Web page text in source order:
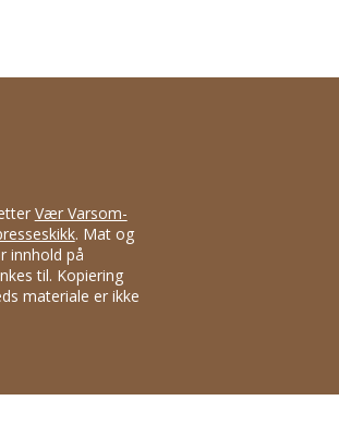
Vær Varsom-
. Mat og
innhold på
til. Kopiering
materiale er ikke